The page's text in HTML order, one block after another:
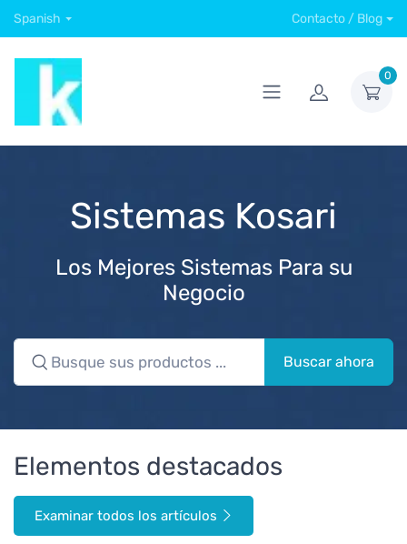
Spanish Contacto / Blog
0
Sistemas Kosari
Los Mejores Sistemas Para su
Negocio
Buscar ahora
Elementos destacados
Examinar todos los artículos